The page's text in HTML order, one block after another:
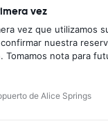
vez
vez que utilizamos
nuestra
Tomamos nota para
de Alice Springs